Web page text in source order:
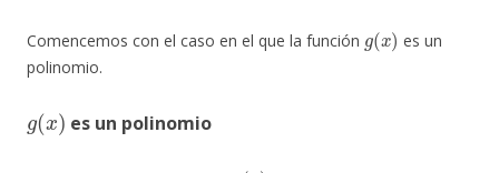
Comencemos con el caso en el que la función
( )
es un
polinomio.
( x)
es un polinomio
( )